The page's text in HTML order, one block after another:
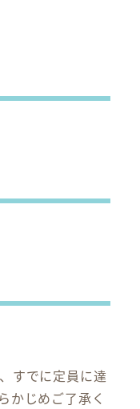
すでに定員に達
かじめご了承く